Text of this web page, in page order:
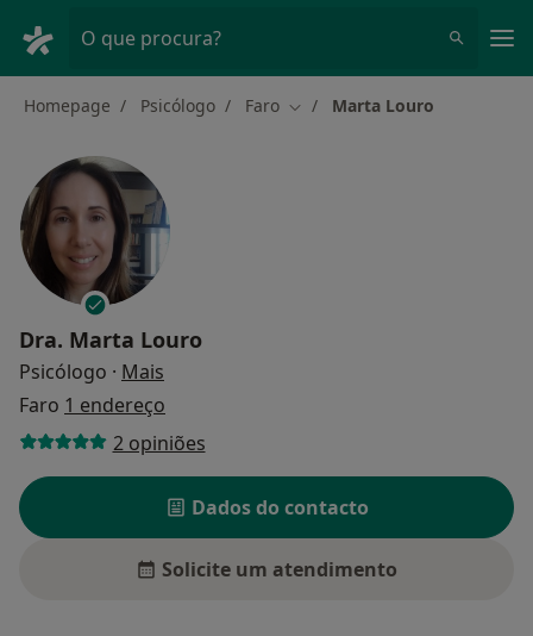
O que procura?
Homepage Psicólogo Faro Mudar de cidade
Marta Louro
Dra. Marta Louro
Psicólogo · Mais
Faro 1 endereço
2 opiniões
Dados do contacto
Solicite um atendimento